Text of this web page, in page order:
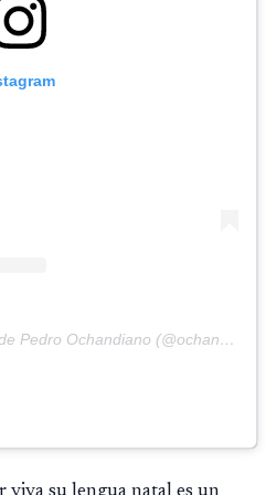
Una publicación compartida de Pedro Ochandiano (@ochandianopedro)